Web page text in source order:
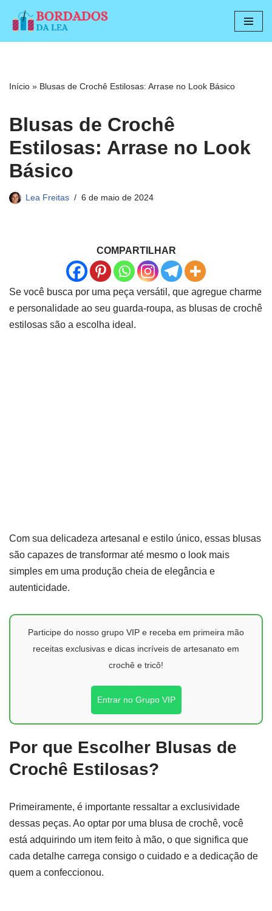
Pular
conteúdo
Início » Blusas de Crochê Estilosas: Arrase no Look Básico
Blusas de Crochê
Estilosas: Arrase no Look
Básico
Lea Freitas 6 de maio de 2024
COMPARTILHAR
Se você busca por uma peça versátil, que agregue charme
e personalidade ao seu guarda-roupa, as blusas de crochê
estilosas são a escolha ideal.
Com sua delicadeza artesanal e estilo único, essas blusas
são capazes de transformar até mesmo o look mais
simples em uma produção cheia de elegância e
autenticidade.
Participe do nosso grupo VIP e receba em primeira mão
receitas exclusivas e dicas incríveis de artesanato em
crochê e tricô!
Entrar no Grupo VIP
Por que Escolher Blusas de
Crochê Estilosas?
Primeiramente, é importante ressaltar a exclusividade
dessas peças. Ao optar por uma blusa de crochê, você
está adquirindo um item feito à mão, o que significa que
cada detalhe carrega consigo o cuidado e a dedicação de
quem a confeccionou.